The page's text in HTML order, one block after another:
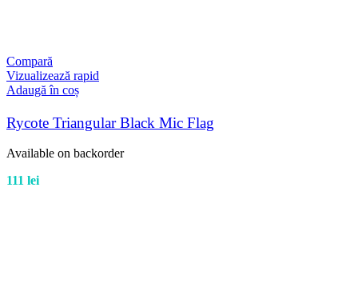
Compară
Vizualizează rapid
Adaugă în coș
Rycote Triangular Black Mic Flag
Available on backorder
111 lei